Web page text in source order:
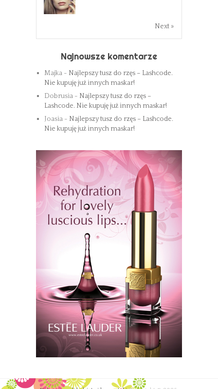
Next »
Najnowsze komentarze
Majka - Najlepszy tusz do rzęs – Lashcode.
Nie kupuję już innych maskar!
Dobrusia - Najlepszy tusz do rzęs –
Lashcode. Nie kupuję już innych maskar!
Joasia - Najlepszy tusz do rzęs – Lashcode.
Nie kupuję już innych maskar!